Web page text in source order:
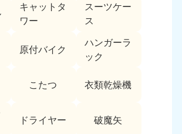
キャットタ
ワー
スーツケー
ス
原付バイク
ハンガーラ
ック
こたつ 衣類乾燥機
ドライヤー 破魔矢